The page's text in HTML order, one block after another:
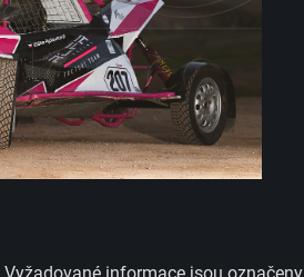
Vyžadované informace jsou označeny